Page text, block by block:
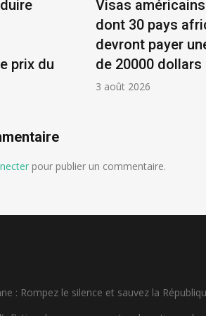
prix du
Visas
dont 30 pays
devront payer
de 20000 dollars
3 août 2026
pour publier un commentaire.
: Rompez le silence et sauvez la